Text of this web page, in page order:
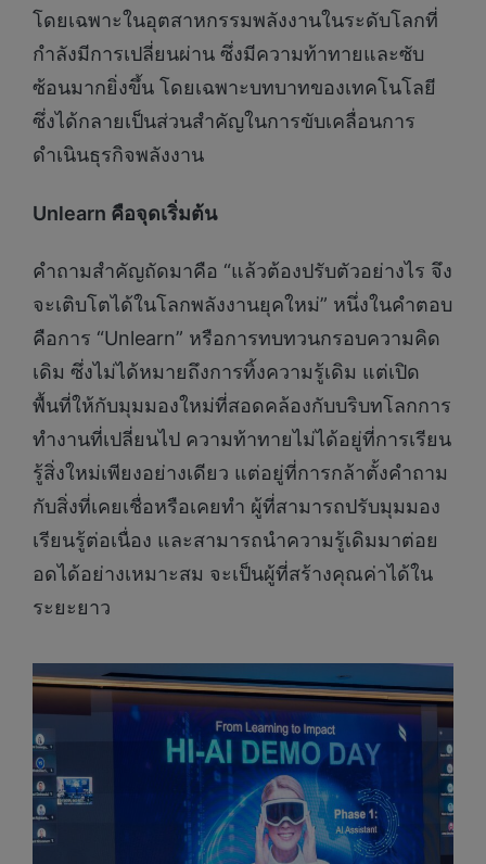
โดยเฉพาะในอุตสาหกรรมพลังงานในระดับโลกที่
กำลังมีการเปลี่ยนผ่าน ซึ่งมีความท้าทายและซับ
ซ้อนมากยิ่งขึ้น โดยเฉพาะบทบาทของเทคโนโลยี
ซึ่งได้กลายเป็นส่วนสำคัญในการขับเคลื่อนการ
ดำเนินธุรกิจพลังงาน
Unlearn คือจุดเริ่มต้น
คำถามสำคัญถัดมาคือ “แล้วต้องปรับตัวอย่างไร จึง
จะเติบโตได้ในโลกพลังงานยุคใหม่” หนึ่งในคำตอบ
คือการ “Unlearn” หรือการทบทวนกรอบความคิด
เดิม ซึ่งไม่ได้หมายถึงการทิ้งความรู้เดิม แต่เปิด
พื้นที่ให้กับมุมมองใหม่ที่สอดคล้องกับบริบทโลกการ
ทำงานที่เปลี่ยนไป ความท้าทายไม่ได้อยู่ที่การเรียน
รู้สิ่งใหม่เพียงอย่างเดียว แต่อยู่ที่การกล้าตั้งคำถาม
กับสิ่งที่เคยเชื่อหรือเคยทำ ผู้ที่สามารถปรับมุมมอง
เรียนรู้ต่อเนื่อง และสามารถนำความรู้เดิมมาต่อย
อดได้อย่างเหมาะสม จะเป็นผู้ที่สร้างคุณค่าได้ใน
ระยะยาว